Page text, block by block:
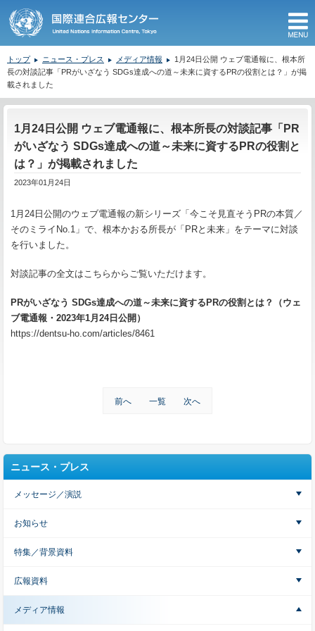
トップ ニュース・プレス メディア情報
1月24日公開 ウェブ電通報に、根本所
長の対談記事「PRがいざなう SDGs達成への道～未来に資するPRの役割とは？」が掲
載されました
1月24日公開 ウェブ電通報に、根本所長の対談記事「PR
がいざなう SDGs達成への道～未来に資するPRの役割と
は？」が掲載されました
2023年01月24日
1月24日公開のウェブ電通報の新シリーズ「今こそ見直そうPRの本質／
そのミライNo.1」で、根本かおる所長が「PRと未来」をテーマに対談
を行いました。
対談記事の全文はこちらからご覧いただけます。
PRがいざなう SDGs達成への道～未来に資するPRの役割とは？（ウェ
ブ電通報・2023年1月24日公開）
https://dentsu-ho.com/articles/8461
前へ 一覧 次へ
ニュース・プレス
メッセージ／演説
お知らせ
特集／背景資料
広報資料
メディア情報